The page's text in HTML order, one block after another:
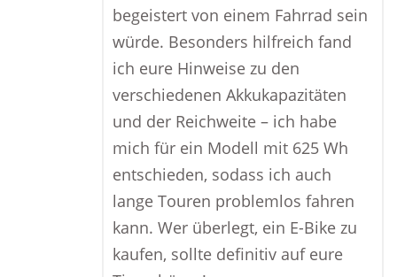
begeistert von einem Fahrrad sein
würde. Besonders hilfreich fand
ich eure Hinweise zu den
verschiedenen Akkukapazitäten
und der Reichweite – ich habe
mich für ein Modell mit 625 Wh
entschieden, sodass ich auch
lange Touren problemlos fahren
kann. Wer überlegt, ein E-Bike zu
kaufen, sollte definitiv auf eure